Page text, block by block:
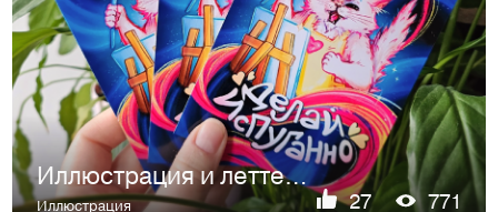
Иллюстрация и леттеринг "Боишься - делай испуганно"
Иллюстрация 27 771